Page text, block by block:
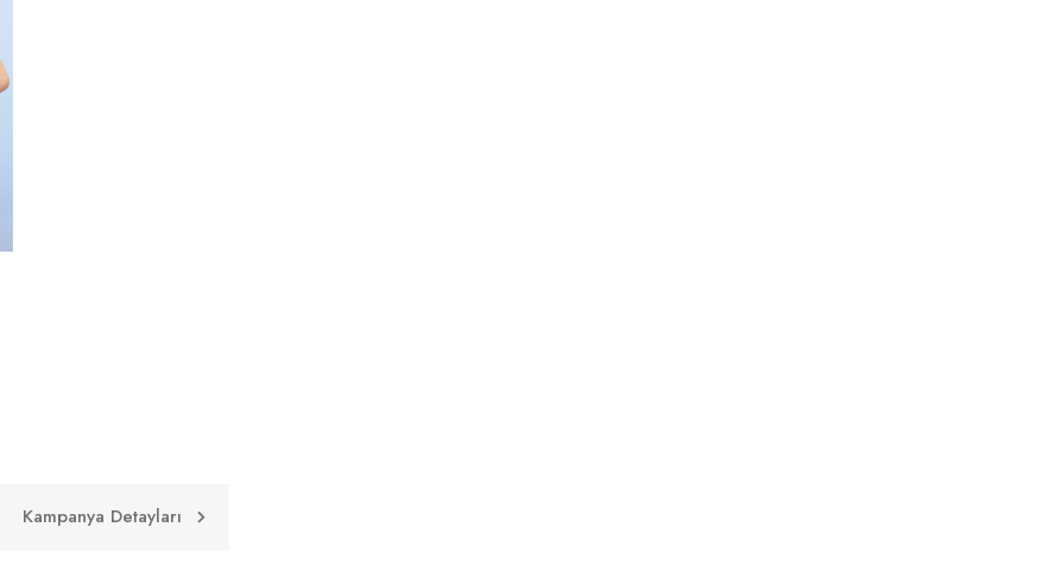
Kampanya Detayları